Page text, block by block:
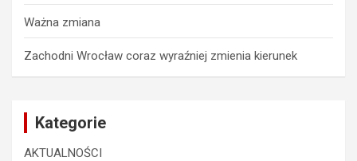
Ważna zmiana
Zachodni Wrocław coraz wyraźniej zmienia kierunek
Kategorie
AKTUALNOŚCI